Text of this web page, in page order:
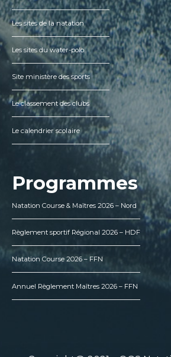
Les sites de la natation
Les sites du water-polo
Site ministère des sports
Le classement des clubs
Le calendrier scolaire
Programmes
Natation Course & Maîtres 2026 – Nord
Règlement sportif Régional 2026 – HDF
Natation Course 2026 – FFN
Annuel Règlement Maîtres 2026 – FFN